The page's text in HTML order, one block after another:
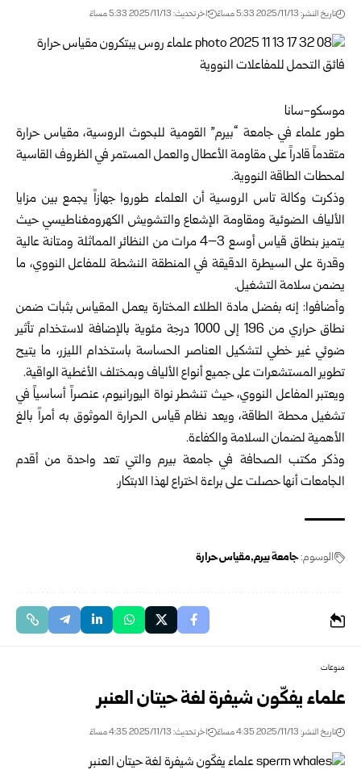
تاريخ النشر: 2025/11/13 5:33 مساءً اخر تحديث: 2025/11/13 5:33 مساءً
موسكو-سانا
طور علماء في جامعة “بيرم” القومية للبحوث الروسية، مقياس حرارة
متقدماً قادراً على مقاومة الأعطال والعمل المستمر في الظروف القاسية
لمحطات الطاقة النووية.
وذكرت وكالة تاس الروسية أن العلماء طوروا جهازاً يجمع بين مزايا
الألياف الضوئية ومقاومة الإشعاع والتشويش الكهرومغناطيسي حيث
يتميز بنطاق قياس أوسع 3–4 مرات من النظائر المماثلة ومتانة عالية
وقدرة على السيطرة الدقيقة في المنطقة النشطة للمفاعل النووي، ما
يضمن سلامة التشغيل.
وأضافوا: إنه بفضل مادة الطلاء المختارة يعمل المقياس بثبات ضمن
نطاق حراري من 196 إلى 1000 درجة مئوية بالإضافة لاستخدام تأثير
ضوئي غير خطي لتشكيل العناصر الحساسة باستخدام الليزر، ما يتيح
تطوير المستشعرات على جميع أنواع الألياف وبمختلف الأغطية الواقية.
ويعتبر المفاعل النووي، حيث تنشطر نواة اليورانيوم، عنصراً أساسياً في
تشغيل محطة الطاقة، ويعد نظام قياس الحرارة الموثوق به أمراً بالغ
الأهمية لضمان السلامة والكفاءة.
وذكر مكتب الصحافة في جامعة بيرم والتي تعد واحدة من أقدم
الجامعات أنها حصلت على براءة اختراع لهذا الابتكار.
الوسوم:جامعة بيرم مقياس حرارة
منوعات
علماء يفكّون شيفرة لغة حيتان العنبر
تاريخ النشر: 2025/11/13 4:35 مساءً اخر تحديث: 2025/11/13 4:35 مساءً